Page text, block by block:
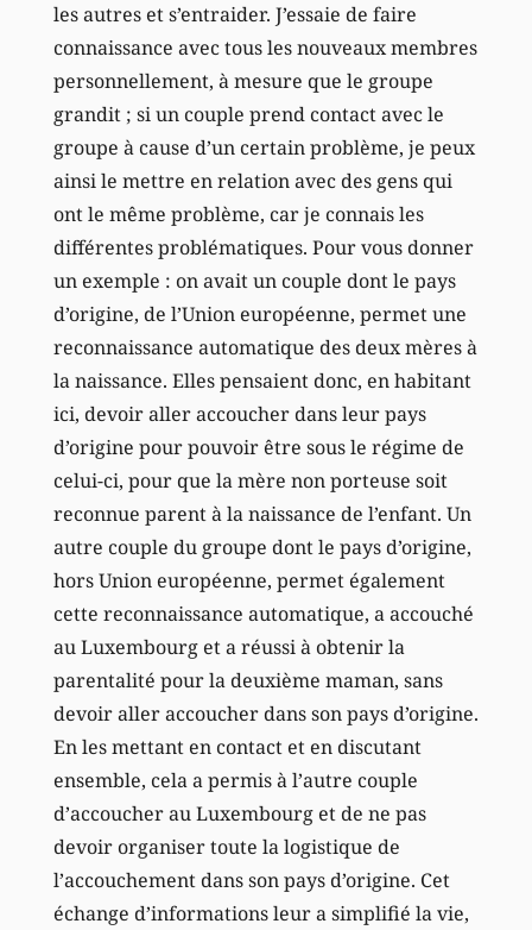
les autres et s’entraider. J’essaie de faire
connaissance avec tous les nouveaux membres
personnellement, à mesure que le groupe
grandit ; si un couple prend contact avec le
groupe à cause d’un certain problème, je peux
ainsi le mettre en relation avec des gens qui
ont le même problème, car je connais les
différentes problématiques. Pour vous donner
un exemple : on avait un couple dont le pays
d’origine, de l’Union européenne, permet une
reconnaissance automatique des deux mères à
la naissance. Elles pensaient donc, en habitant
ici, devoir aller accoucher dans leur pays
d’origine pour pouvoir être sous le régime de
celui-ci, pour que la mère non porteuse soit
reconnue parent à la naissance de l’enfant. Un
autre couple du groupe dont le pays d’origine,
hors Union européenne, permet également
cette reconnaissance automatique, a accouché
au Luxembourg et a réussi à obtenir la
parentalité pour la deuxième maman, sans
devoir aller accoucher dans son pays d’origine.
En les mettant en contact et en discutant
ensemble, cela a permis à l’autre couple
d’accoucher au Luxembourg et de ne pas
devoir organiser toute la logistique de
l’accouchement dans son pays d’origine. Cet
échange d’informations leur a simplifié la vie,